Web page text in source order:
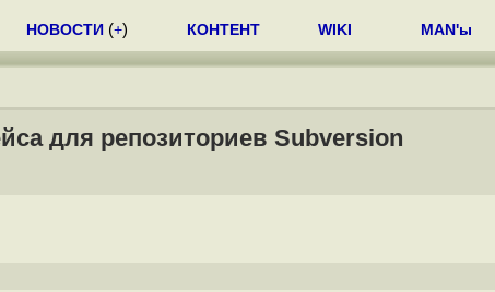
НОВОСТИ (+) КОНТЕНТ WIKI MAN'ы
для репозиториев Subversion